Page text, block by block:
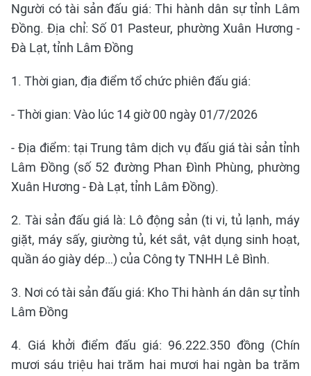
Người có tài sản đấu giá: Thi hành dân sự tỉnh Lâm
Đồng. Địa chỉ: Số 01 Pasteur, phường Xuân Hương -
Đà Lạt, tỉnh Lâm Đồng
1. Thời gian, địa điểm tổ chức phiên đấu giá:
- Thời gian: Vào lúc 14 giờ 00 ngày 01/7/2026
- Địa điểm: tại Trung tâm dịch vụ đấu giá tài sản tỉnh
Lâm Đồng (số 52 đường Phan Đình Phùng, phường
Xuân Hương - Đà Lạt, tỉnh Lâm Đồng).
2. Tài sản đấu giá là: Lô động sản (ti vi, tủ lạnh, máy
giặt, máy sấy, giường tủ, két sắt, vật dụng sinh hoạt,
quần áo giày dép…) của Công ty TNHH Lê Bình.
3. Nơi có tài sản đấu giá: Kho Thi hành án dân sự tỉnh
Lâm Đồng
4. Giá khởi điểm đấu giá: 96.222.350 đồng (Chín
mươi sáu triệu hai trăm hai mươi hai ngàn ba trăm